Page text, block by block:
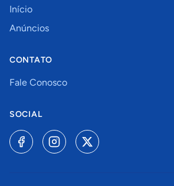
Início
Anúncios
CONTATO
Fale Conosco
SOCIAL